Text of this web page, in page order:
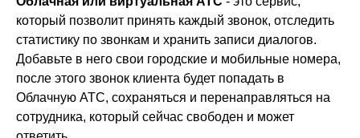
который позволит принять каждый звонок, отследить
статистику по звонкам и хранить записи диалогов.
Добавьте в него свои городские и мобильные номера,
после этого звонок клиента будет попадать в
Облачную АТС, сохраняться и перенаправляться на
сотрудника, который сейчас свободен и может